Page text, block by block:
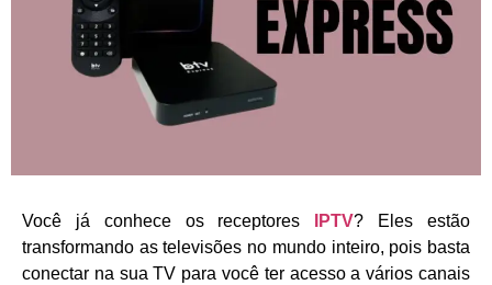
Você já conhece os receptores IPTV? Eles estão
transformando as televisões no mundo inteiro, pois basta
conectar na sua TV para você ter acesso a vários canais